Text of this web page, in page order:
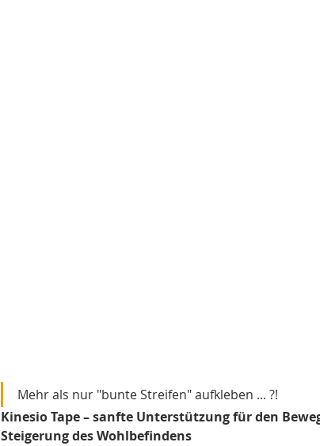
Mehr als nur "bunte Streifen" aufkleben ... ?!
Kinesio Tape – sanfte Unterstützung für den
Steigerung des Wohlbefindens